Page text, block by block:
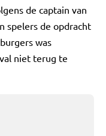
de captain van
spelers de opdracht
was
niet terug te